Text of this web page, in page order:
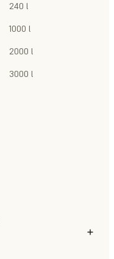
240 l
1000 l
2000 l
3000 l